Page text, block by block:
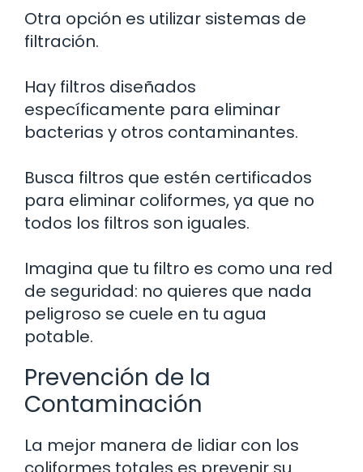
Otra opción es utilizar sistemas de
filtración.
Hay filtros diseñados
específicamente para eliminar
bacterias y otros contaminantes.
Busca filtros que estén certificados
para eliminar coliformes, ya que no
todos los filtros son iguales.
Imagina que tu filtro es como una red
de seguridad: no quieres que nada
peligroso se cuele en tu agua
potable.
Prevención de la
Contaminación
La mejor manera de lidiar con los